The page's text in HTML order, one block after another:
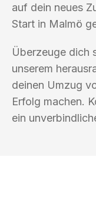
auf dein neues
Start in Malmö
Überzeuge dich
unserem
deinen Umzug
Erfolg machen.
ein